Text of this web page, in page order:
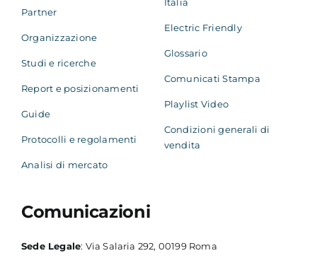
Partner
Organizzazione
Studi e ricerche
Report e posizionamenti
Guide
Protocolli e regolamenti
Analisi di mercato
Electric Friendly
Glossario
Comunicati Stampa
Playlist Video
Condizioni generali di
vendita
Comunicazioni
Sede Legale: Via Salaria 292, 00199 Roma